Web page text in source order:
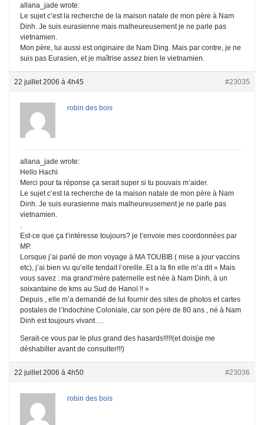
allana_jade wrote:
Le sujet c’est la recherche de la maison natale de mon père à Nam
Dinh. Je suis eurasienne mais malheureusement je ne parle pas
vietnamien.
Mon père, lui aussi est originaire de Nam Ding. Mais par contre, je ne
suis pas Eurasien, et je maîtrise assez bien le vietnamien.
22 juillet 2006 à 4h45 #23035
robin des bois
allana_jade wrote:
Hello Hachi
Merci pour ta réponse ça serait super si tu pouvais m’aider.
Le sujet c’est la recherche de la maison natale de mon père à Nam
Dinh. Je suis eurasienne mais malheureusement je ne parle pas
vietnamien.
Est-ce que ça t’intéresse toujours? je t’envoie mes coordonnées par
MP.
Lorsque j’ai parlé de mon voyage à MA TOUBIB ( mise a jour vaccins
etc), j’ai bien vu qu’elle tendait l’oreille..Et a la fin elle m’a dit « Mais
vous savez : ma grand’mère paternelle est née à Nam Dinh, à un
soixantaine de kms au Sud de Hanoï !! »
Depuis , elle m’a demandé de lui fournir des sites de photos et cartes
postales de l’Indochine Coloniale, car son père de 80 ans , né à Nam
Dinh est toujours vivant….
Serait-ce vous par le plus grand des hasards!!!!!(et doisjje me
déshabiller avant de consulter!!!)
22 juillet 2006 à 4h50 #23036
robin des bois